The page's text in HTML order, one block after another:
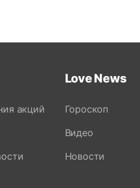
акций
Love News
Гороскоп
Видео
Новости